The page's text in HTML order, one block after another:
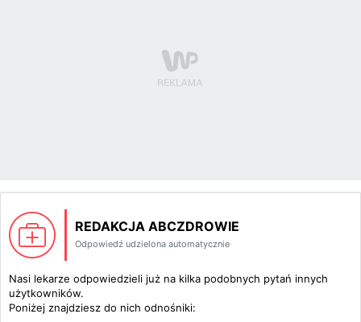
REDAKCJA ABCZDROWIE
Odpowiedź udzielona automatycznie
Nasi lekarze odpowiedzieli już na kilka podobnych pytań innych
użytkowników.
Poniżej znajdziesz do nich odnośniki: